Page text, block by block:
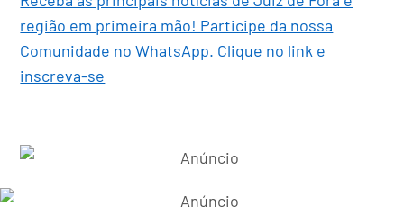
região em primeira mão! Participe da nossa
Comunidade no WhatsApp. Clique no link e
inscreva-se